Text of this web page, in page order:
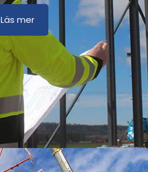
Läs mer